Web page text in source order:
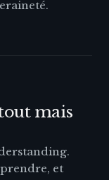
mais
et